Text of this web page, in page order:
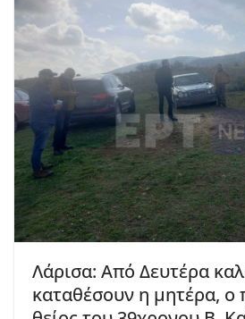
Λάρισα: Από Δευτέρα
καταθέσουν η μητέρα, ο